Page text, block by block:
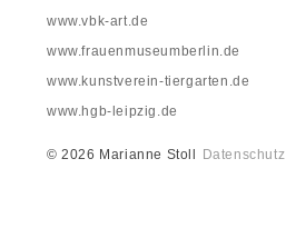
www.vbk-art.de
www.frauenmuseumberlin.de
www.kunstverein-tiergarten.de
www.hgb-leipzig.de
© 2026 Marianne Stoll Datenschutz